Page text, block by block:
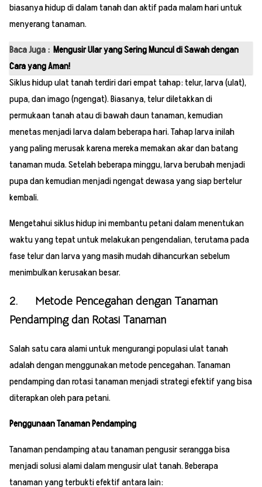
biasanya hidup di dalam tanah dan aktif pada malam hari untuk
menyerang tanaman.
Baca Juga : Mengusir Ular yang Sering Muncul di Sawah dengan
Cara yang Aman!
Siklus hidup ulat tanah terdiri dari empat tahap: telur, larva (ulat),
pupa, dan imago (ngengat). Biasanya, telur diletakkan di
permukaan tanah atau di bawah daun tanaman, kemudian
menetas menjadi larva dalam beberapa hari. Tahap larva inilah
yang paling merusak karena mereka memakan akar dan batang
tanaman muda. Setelah beberapa minggu, larva berubah menjadi
pupa dan kemudian menjadi ngengat dewasa yang siap bertelur
kembali.
Mengetahui siklus hidup ini membantu petani dalam menentukan
waktu yang tepat untuk melakukan pengendalian, terutama pada
fase telur dan larva yang masih mudah dihancurkan sebelum
menimbulkan kerusakan besar.
2. Metode Pencegahan dengan Tanaman
Pendamping dan Rotasi Tanaman
Salah satu cara alami untuk mengurangi populasi ulat tanah
adalah dengan menggunakan metode pencegahan. Tanaman
pendamping dan rotasi tanaman menjadi strategi efektif yang bisa
diterapkan oleh para petani.
Penggunaan Tanaman Pendamping
Tanaman pendamping atau tanaman pengusir serangga bisa
menjadi solusi alami dalam mengusir ulat tanah. Beberapa
tanaman yang terbukti efektif antara lain: